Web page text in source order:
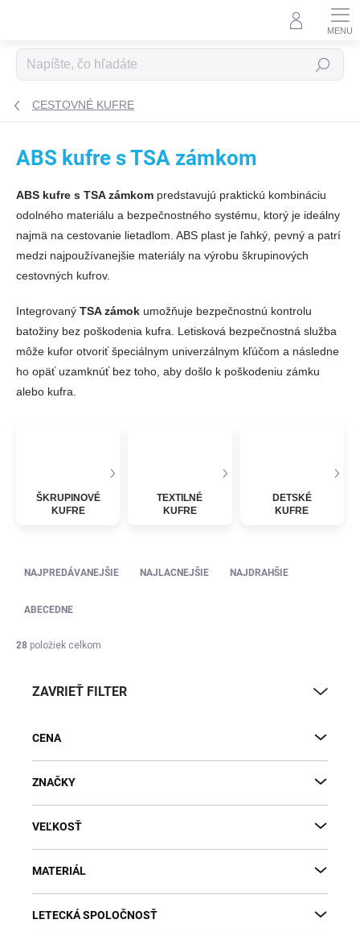
Hľadať
CESTOVNÉ KUFRE
ABS kufre s TSA zámkom
ABS kufre s TSA zámkom predstavujú praktickú kombináciu
odolného materiálu a bezpečnostného systému, ktorý je ideálny
najmä na cestovanie lietadlom. ABS plast je ľahký, pevný a patrí
medzi najpoužívanejšie materiály na výrobu škrupinových
cestovných kufrov.
Integrovaný TSA zámok umožňuje bezpečnostnú kontrolu
batožiny bez poškodenia kufra. Letisková bezpečnostná služba
môže kufor otvoriť špeciálnym univerzálnym kľúčom a následne
ho opäť uzamknúť bez toho, aby došlo k poškodeniu zámku
alebo kufra.
ŠKRUPINOVÉ
KUFRE
TEXTILNÉ
KUFRE
DETSKÉ
KUFRE
NAJPREDÁVANEJŠIE NAJLACNEJŠIE NAJDRAHŠIE
ABECEDNE
28 položiek celkom
ZAVRIEŤ FILTER
CENA
ZNAČKY
VEĽKOSŤ
MATERIÁL
LETECKÁ SPOLOČNOSŤ